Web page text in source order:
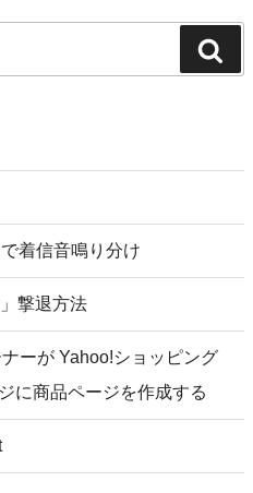
着信音鳴り分け
撃退方法
ーが Yahoo!ショッピング
に商品ページを作成する